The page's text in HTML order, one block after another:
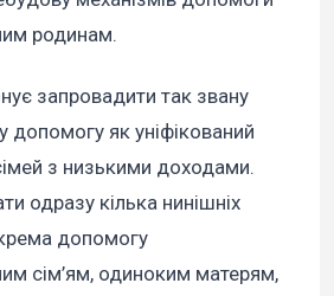
родинам.
запровадити так звану
допомогу як уніфікований
з низькими доходами.
одразу кілька нинішніх
допомогу
сім’ям, одиноким матерям,